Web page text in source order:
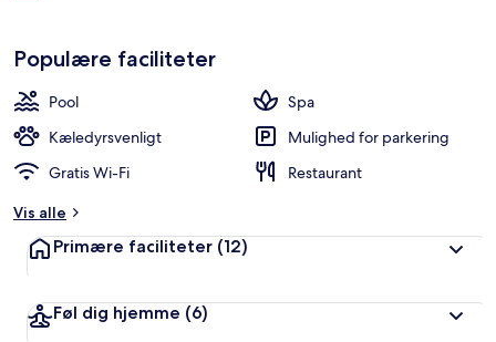
Populære faciliteter
Pool
Spa
Kæledyrsvenligt
Mulighed for parkering
Gratis Wi-Fi
Restaurant
Vis alle
Primære faciliteter (12)
Føl dig hjemme (6)